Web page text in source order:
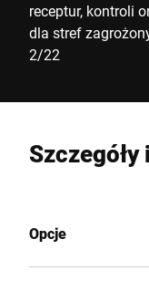
receptur, kontroli
dla stref
2/22
Opcje